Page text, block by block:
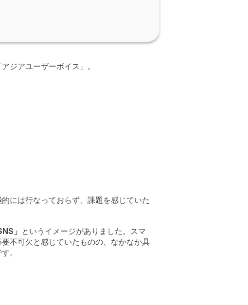
ジアユーザーボイス」。
には行なっておらず、課題を感じていた
」 というイメージがありました。スマ
不可欠と感じていたものの、なかなか具
。